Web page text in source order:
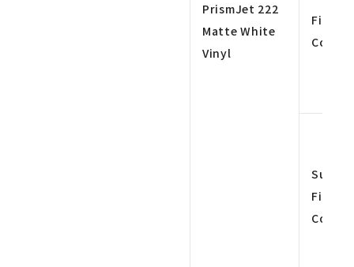
PrismJet 222
Matte White
Vinyl
Fine 4
Color
Super
Fine 4
Color